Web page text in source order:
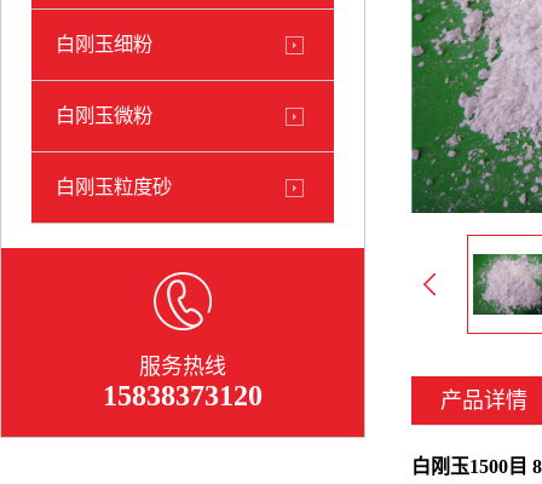
白刚玉细粉
白刚玉微粉
白刚玉粒度砂
服务热线
15838373120 产品详情
白刚玉1500目